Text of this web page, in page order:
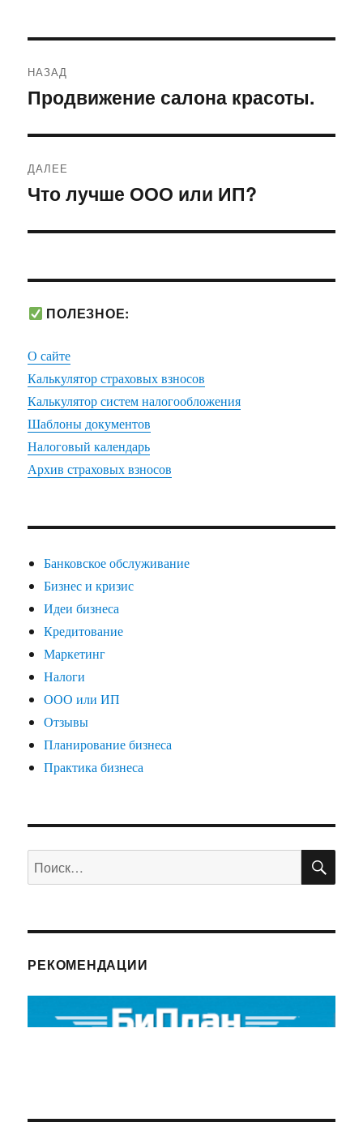
по
НАЗАД
Предыдущая
Продвижение салона красоты.
ДАЛЕЕ
Следующая
Что лучше ООО или ИП?
ПОЛЕЗНОЕ:
О сайте
Калькулятор страховых взносов
Калькулятор систем налогообложения
Шаблоны документов
Налоговый календарь
Архив страховых взносов
Банковское обслуживание
Бизнес и кризис
Идеи бизнеса
Кредитование
Маркетинг
Налоги
ООО или ИП
Отзывы
Планирование бизнеса
Практика бизнеса
Искать:
РЕКОМЕНДАЦИИ